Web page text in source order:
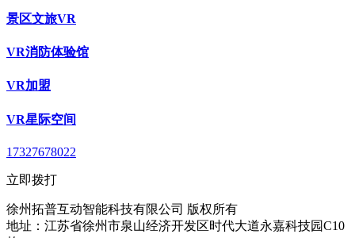
景区文旅VR
VR消防体验馆
VR加盟
VR星际空间
17327678022
立即拨打
徐州拓普互动智能科技有限公司 版权所有
地址：江苏省徐州市泉山经济开发区时代大道永嘉科技园C10